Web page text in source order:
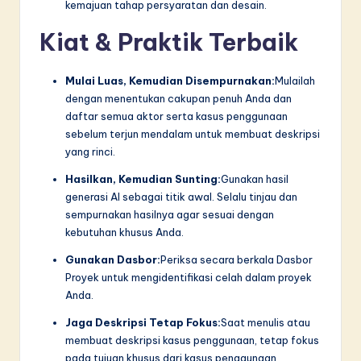
kemajuan tahap persyaratan dan desain.
Kiat & Praktik Terbaik
Mulai Luas, Kemudian Disempurnakan:Mulailah
dengan menentukan cakupan penuh Anda dan
daftar semua aktor serta kasus penggunaan
sebelum terjun mendalam untuk membuat deskripsi
yang rinci.
Hasilkan, Kemudian Sunting:Gunakan hasil
generasi AI sebagai titik awal. Selalu tinjau dan
sempurnakan hasilnya agar sesuai dengan
kebutuhan khusus Anda.
Gunakan Dasbor:Periksa secara berkala Dasbor
Proyek untuk mengidentifikasi celah dalam proyek
Anda.
Jaga Deskripsi Tetap Fokus:Saat menulis atau
membuat deskripsi kasus penggunaan, tetap fokus
pada tujuan khusus dari kasus penggunaan